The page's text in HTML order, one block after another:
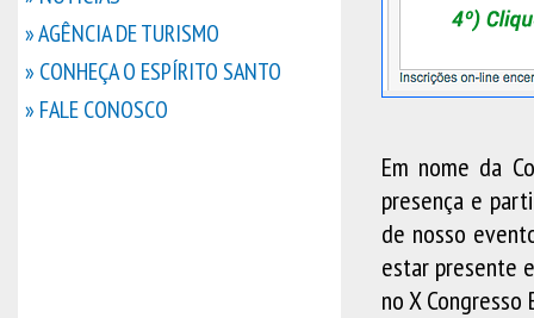
» AGÊNCIA DE TURISMO
» CONHEÇA O ESPÍRITO SANTO
» FALE CONOSCO
Em nome da
presença e
de nosso
estar presente
no X